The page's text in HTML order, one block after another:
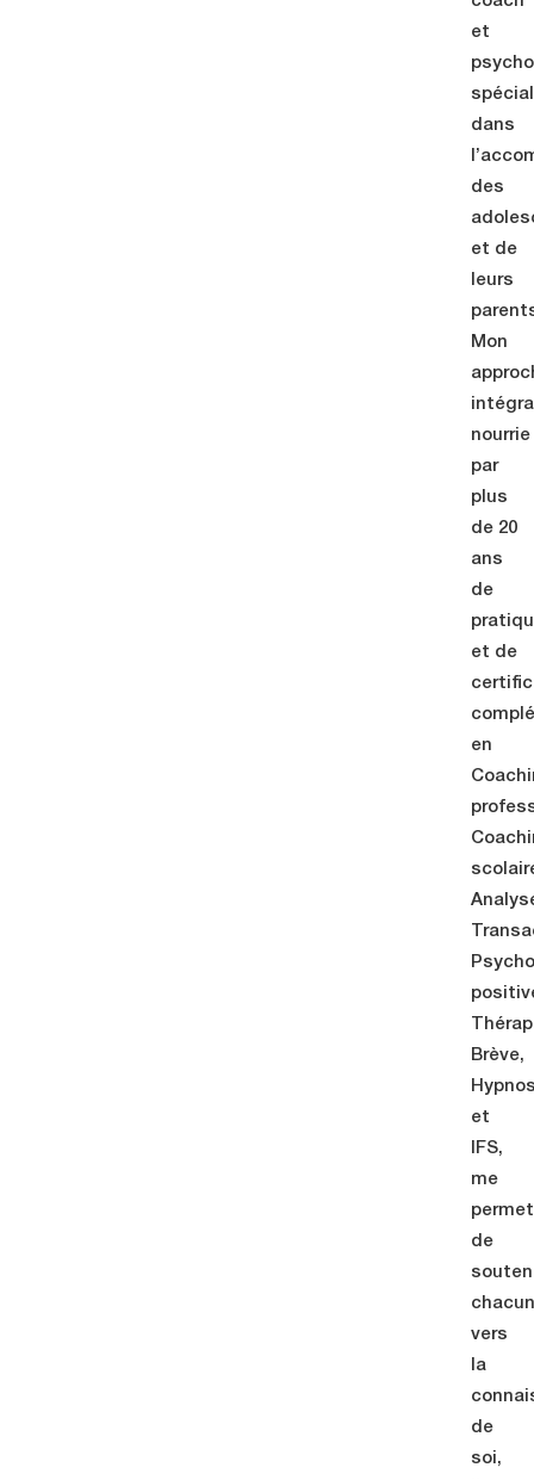
et
dans
des
et de
leurs
Mon
nourrie
par
plus
de 20
ans
de
et de
en
Brève,
et
IFS,
me
permet
de
vers
la
de
soi,